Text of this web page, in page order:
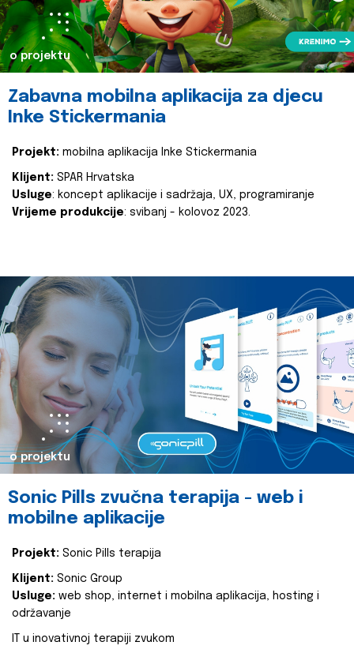
o projektu
Zabavna mobilna aplikacija za djecu
Inke Stickermania
Projekt: mobilna aplikacija Inke Stickermania
Klijent: SPAR Hrvatska
Usluge: koncept aplikacije i sadržaja, UX, programiranje
Vrijeme produkcije: svibanj - kolovoz 2023.
o projektu
Sonic Pills zvučna terapija - web i
mobilne aplikacije
Projekt: Sonic Pills terapija
Klijent: Sonic Group
Usluge: web shop, internet i mobilna aplikacija, hosting i
održavanje
IT u inovativnoj terapiji zvukom